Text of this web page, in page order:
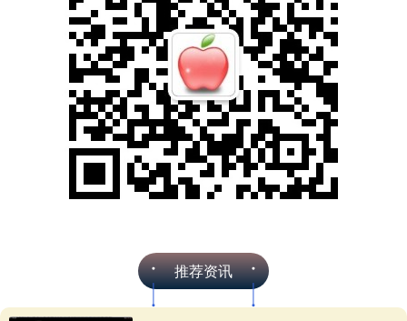
推荐资讯